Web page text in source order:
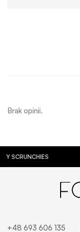
Brak opinii.
+48 693 606 135